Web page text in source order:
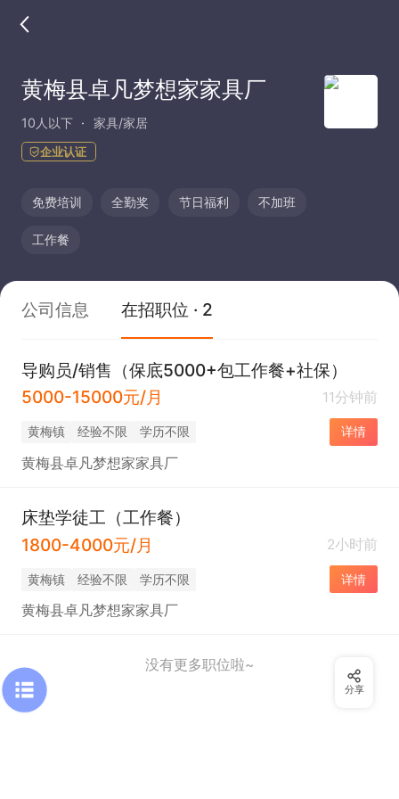
黄梅县卓凡梦想家家具厂
10人以下 家具/家居
企业认证
免费培训 全勤奖 节日福利 不加班
工作餐
公司信息 在招职位 · 2
导购员/销售（保底5000+包工作餐+社保）
5000-15000元/月
11分钟前
黄梅镇 经验不限 学历不限 详情
黄梅县卓凡梦想家家具厂
床垫学徒工（工作餐）
1800-4000元/月
2小时前
黄梅镇 经验不限 学历不限 详情
黄梅县卓凡梦想家家具厂
没有更多职位啦~
分享